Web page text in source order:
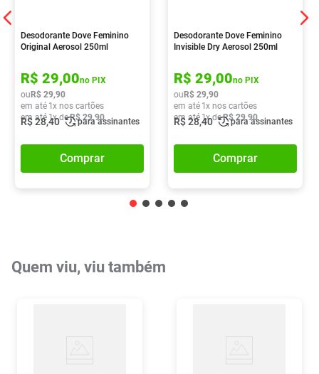
Desodorante Dove Feminino
Original Aerosol 250ml
R$ 29,00no PIX
ou R$ 29,90
em até 1x nos cartões
em até 1x deR$ 29,90
R$28,40 para assinantes
Comprar
Desodorante Dove Feminino
Invisible Dry Aerosol 250ml
R$ 29,00no PIX
ou R$ 29,90
em até 1x nos cartões
em até 1x deR$ 29,90
R$28,40 para assinantes
Comprar
Quem viu, viu também